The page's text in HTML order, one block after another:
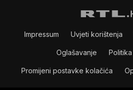
Impressum Uvjeti korištenja
Oglašavanje
Promijeni postavke kolačića